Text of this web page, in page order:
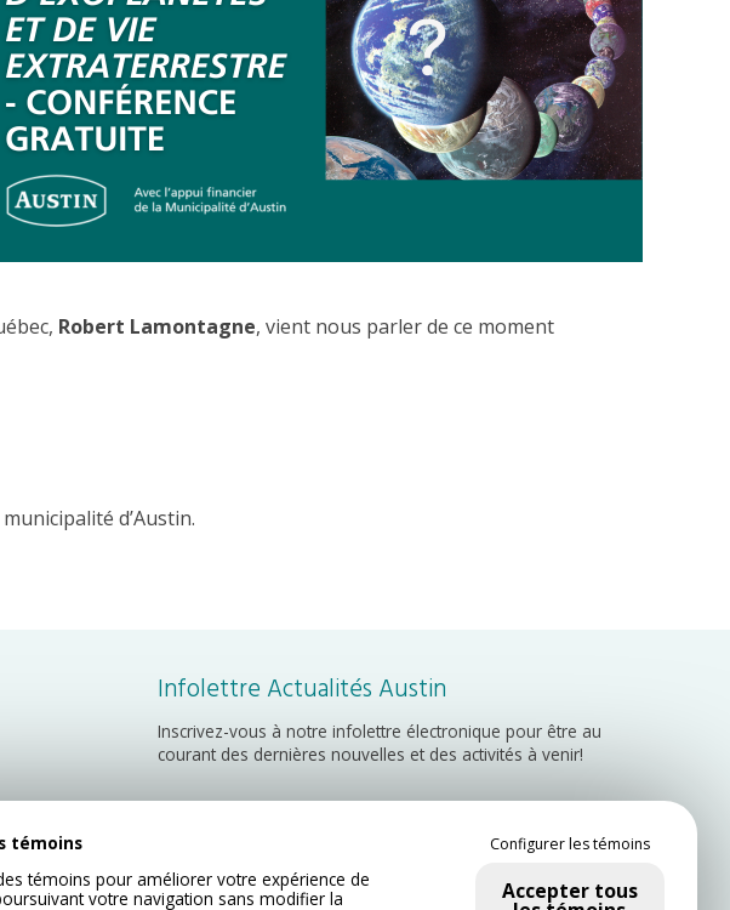
Robert Lamontagne, vient nous parler de ce moment
d’Austin.
Infolettre Actualités Austin
Inscrivez-vous à notre infolettre électronique pour être au
courant des dernières nouvelles et des activités à venir!
témoins
témoins pour améliorer votre expérience de
votre navigation sans modifier la
Configurer les témoins
Accepter tous